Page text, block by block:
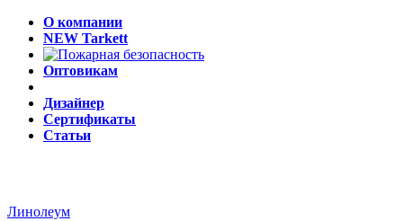
О компании
NEW Tarkett
Оптовикам
Дизайнер
Сертификаты
Статьи
Линолеум